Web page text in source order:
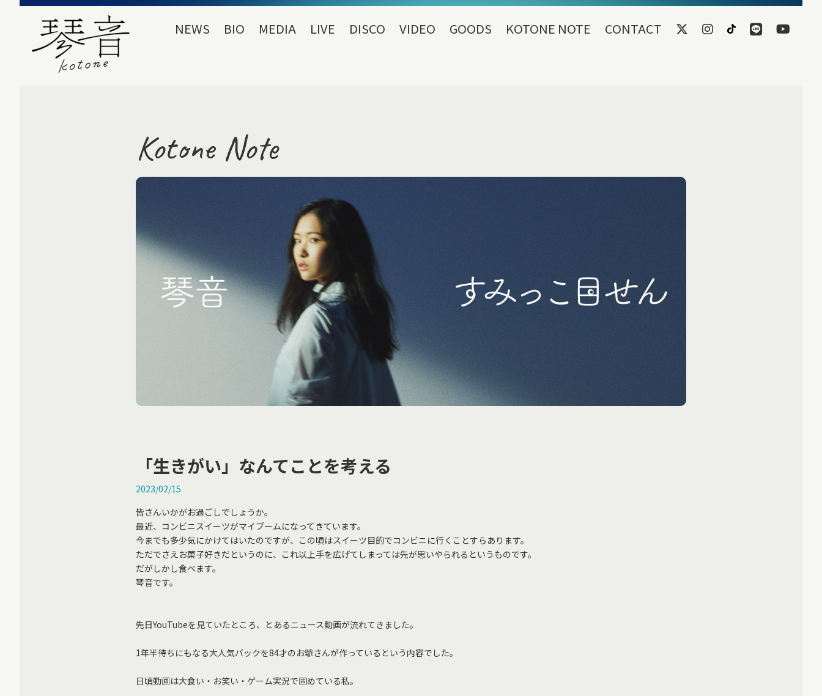
NEWS BIO MEDIA LIVE DISCO VIDEO GOODS KOTONE NOTE CONTACT
Kotone Note
「生きがい」なんてことを考える
2023/02/15
皆さんいかがお過ごしでしょうか。
最近、コンビニスイーツがマイブームになってきています。
今までも多少気にかけてはいたのですが、この頃はスイーツ目的でコンビニに行くことすらあります。
ただでさえお菓子好きだというのに、これ以上手を広げてしまっては先が思いやられるというものです。
だがしかし食べます。
琴音です。
先日YouTubeを見ていたところ、とあるニュース動画が流れてきました。
1年半待ちにもなる大人気バックを84才のお爺さんが作っているという内容でした。
日頃動画は大食い・お笑い・ゲーム実況で固めている私。